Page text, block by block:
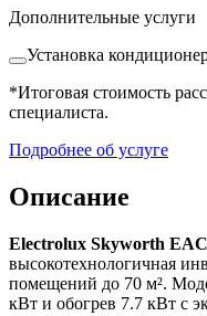
Дополнительные услуги
Установка
*Итоговая стоимость
специалиста.
Подробнее об услуге
Описание
Electrolux Skyworth
высокотехнологичная
помещений до 70 м².
кВт и обогрев 7.7 кВт с